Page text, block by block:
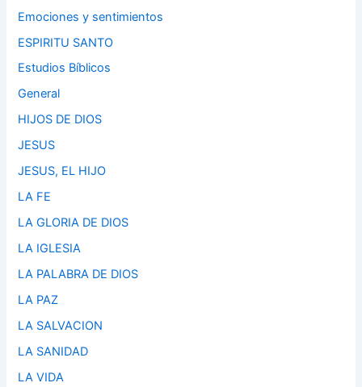
Emociones y sentimientos
ESPIRITU SANTO
Estudios Bíblicos
General
HIJOS DE DIOS
JESUS
JESUS, EL HIJO
LA FE
LA GLORIA DE DIOS
LA IGLESIA
LA PALABRA DE DIOS
LA PAZ
LA SALVACION
LA SANIDAD
LA VIDA